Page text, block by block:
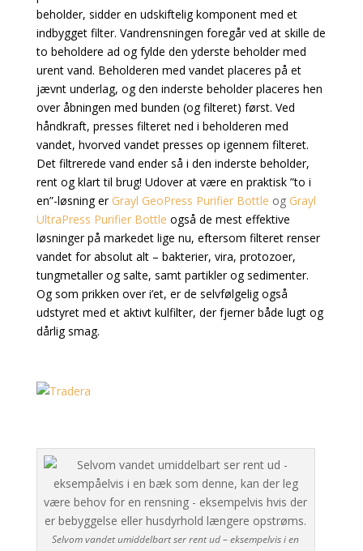
beholder, sidder en udskiftelig komponent med et
indbygget filter. Vandrensningen foregår ved at skille de
to beholdere ad og fylde den yderste beholder med
urent vand. Beholderen med vandet placeres på et
jævnt underlag, og den inderste beholder placeres hen
over åbningen med bunden (og filteret) først. Ved
håndkraft, presses filteret ned i beholderen med
vandet, hvorved vandet presses op igennem filteret.
Det filtrerede vand ender så i den inderste beholder,
rent og klart til brug! Udover at være en praktisk ”to i
en”-løsning er Grayl GeoPress Purifier Bottle og Grayl
UltraPress Purifier Bottle også de mest effektive
løsninger på markedet lige nu, eftersom filteret renser
vandet for absolut alt – bakterier, vira, protozoer,
tungmetaller og salte, samt partikler og sedimenter.
Og som prikken over i’et, er de selvfølgelig også
udstyret med et aktivt kulfilter, der fjerner både lugt og
dårlig smag.
Selvom vandet umiddelbart ser rent ud – eksempelvis i en